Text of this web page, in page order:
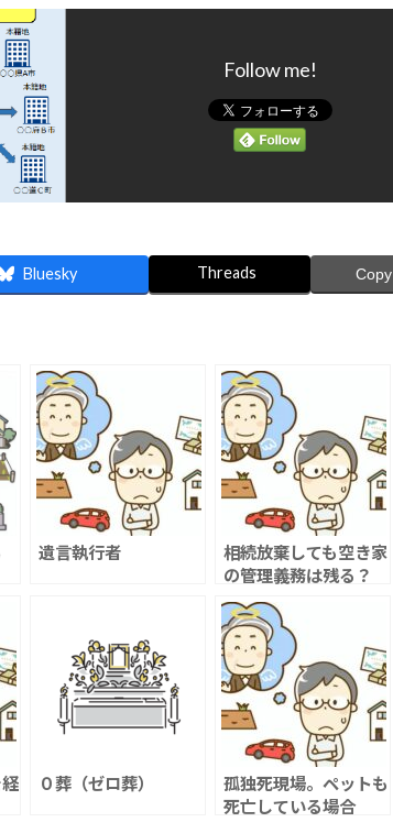
Follow me!
Bluesky Threads Copy
遺言執行者
相続放棄しても空き家
の管理義務は残る？
０葬（ゼロ葬）
孤独死現場。ペットも
死亡している場合